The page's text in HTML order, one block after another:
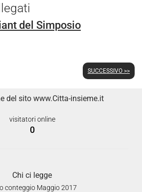
del Simposio
SUCCESSIVO >>
del sito www.Citta-insieme.it
visitatori online
0
Chi ci legge
conteggio Maggio 2017